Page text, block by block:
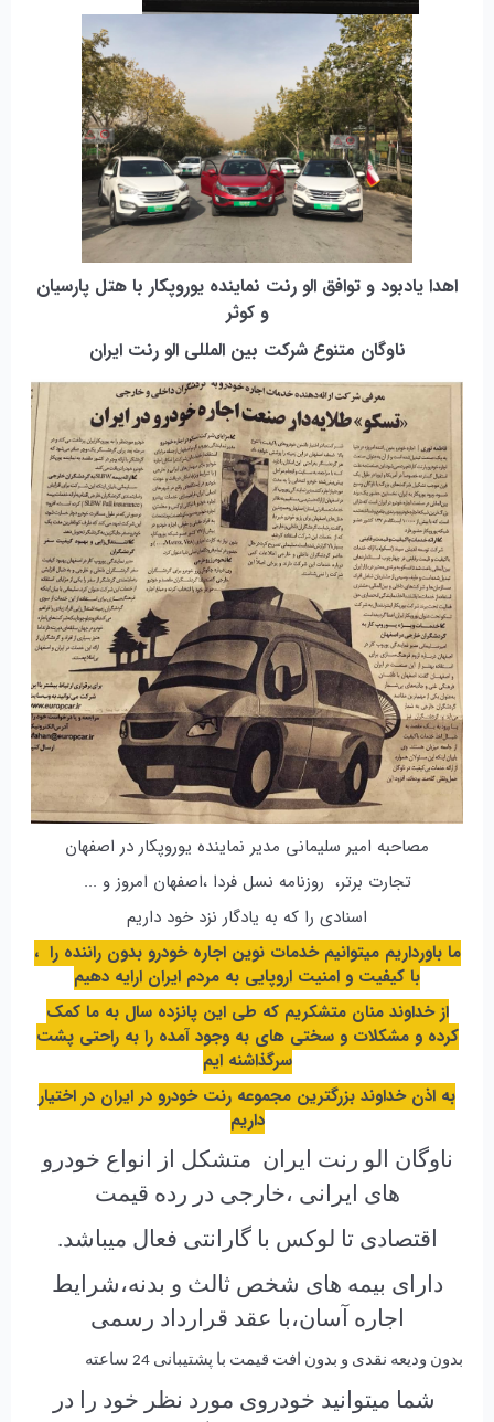
اهدا یادبود و توافق الو رنت نماینده یوروپکار با هتل پارسیان
و کوثر
ناوگان متنوع شرکت بین المللی الو رنت ایران
مصاحبه امیر سلیمانی مدیر نماینده یوروپکار در اصفهان
تجارت برتر، روزنامه نسل فردا ،اصفهان امروز و ...
اسنادی را که به یادگار نزد خود داریم
ما باورداریم میتوانیم خدمات نوین اجاره خودرو بدون راننده را ،
با کیفیت و امنیت اروپایی به مردم ایران ارایه دهیم
از خداوند منان متشکریم که طی این پانزده سال به ما کمک
کرده و مشکلات و سختی های به وجود آمده را به راحتی پشت
سرگذاشنه ایم
به اذن خداوند بزرگترین مجموعه رنت خودرو در ایران در اختیار
داریم
ناوگان الو رنت ایران متشکل از انواع خودرو
های ایرانی ،خارجی در رده قیمت
اقتصادی تا لوکس با گارانتی فعال میباشد.
دارای بیمه های شخص ثالث و بدنه،شرایط
اجاره آسان،با عقد قرارداد رسمی
بدون ودیعه نقدی و بدون افت قیمت با پشتیبانی 24 ساعته
شما میتوانید خودروی مورد نظر خود را در